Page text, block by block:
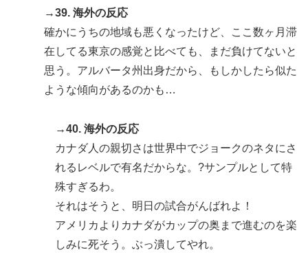
→39. 海外の反応
確かにうちの地域も悪くなったけど、ここ数ヶ月滞
在してる東京の感覚と比べても、まだ負けてないと
思う。アルバータ州出身だから、もしかしたら似た
ような傾向があるのかも…
→40. 海外の反応
カナダ人の親切さは世界中でジョークのネタにさ
れるレベルで有名だからな。?サンプルとして特
殊すぎるわ。
それはそうと、明日の試合がんばれよ！
アメリカよりカナダがカップの奥まで進むのを楽
しみに死そう。ぶっ潰してやれ。